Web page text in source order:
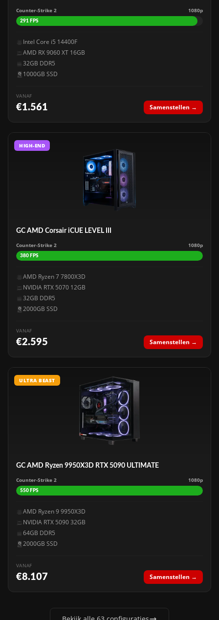
Counter-Strike 2 1080p
291 FPS
Intel Core i5 14400F
AMD RX 9060 XT 16GB
32GB DDR5
1000GB SSD
VANAF
€1.561 Samenstellen →
HIGH-END
GC AMD Corsair iCUE LEVEL III
Counter-Strike 2 1080p
380 FPS
AMD Ryzen 7 7800X3D
NVIDIA RTX 5070 12GB
32GB DDR5
2000GB SSD
VANAF
€2.595 Samenstellen →
ULTRA BEAST
GC AMD Ryzen 9950X3D RTX 5090 ULTIMATE
Counter-Strike 2 1080p
550 FPS
AMD Ryzen 9 9950X3D
NVIDIA RTX 5090 32GB
64GB DDR5
2000GB SSD
VANAF
€8.107 Samenstellen →